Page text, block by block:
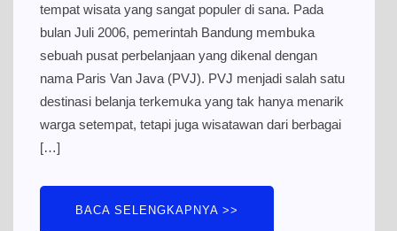
tempat wisata yang sangat populer di sana. Pada
bulan Juli 2006, pemerintah Bandung membuka
sebuah pusat perbelanjaan yang dikenal dengan
nama Paris Van Java (PVJ). PVJ menjadi salah satu
destinasi belanja terkemuka yang tak hanya menarik
warga setempat, tetapi juga wisatawan dari berbagai
[…]
BACA SELENGKAPNYA >>